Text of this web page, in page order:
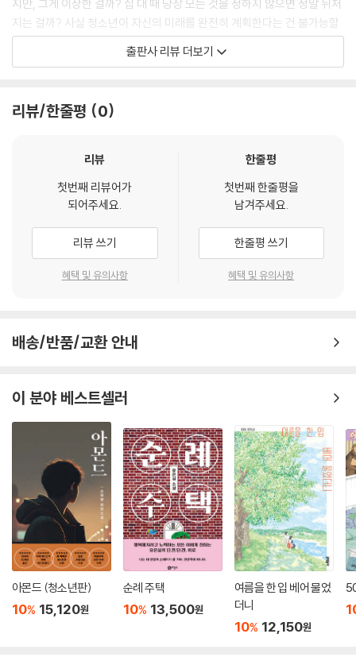
지만, 그게 이상한 걸까? 십 대 때 당장 모든 것을 정하지 않으면 정말 뒤처
지는 걸까? 사실 청소년이 자신의 미래를 완전히 계획한다는 건 불가능할
뿐더러 불필요한 일이라고 저자는 말한다. 우리는 미래를 완벽하게 알 수
는 없지만, 원하는 방향으로 조금씩 만들어 갈 수는 있다. 그러니 아직 닥치
다. 현재에 충실하면서 미래를 바라보며 한 발 한 발 차근히 나아가는 게 지
들숨에 긍정, 날숨에 용기!
그렇게 ‘나’를 중심에 두고 나아가려면 외부 상황이나 말들에 상관없이 스
스로 단단히 설 수 있는 ‘내면의 힘’을 기르는 일이 중요하다. 나를 지탱하
는 건강한 마음, 그 ‘딴딴한’ 마음은 긍정과 용기에서 솟아난다. 그럼 긍정
는 법’처럼 유쾌하고도 실용적인 팁을 들려주는 한편 ‘몸과 마음이 지쳤을
마법 같은 말’을 통해 심리학에 근거해 우리 마음을 ‘딴딴’하게 만드는 연습
을 함께할 수 있다. 지나영 교수가 전하는 드넓게 펼쳐진 세상에서 뜻을 이
루며 재미있게 살아가는 방법, 그 과정에서 때때로 찾아오는 어려움을 잘
극복해 내는 방법, 그래서 우리 마음을 ‘딴딴’하게 가꾸어 가는 법을 〈들숨
에 긍정 날숨에 용기〉에 담았다.
출판사 리뷰 더보기
리뷰/한줄평 0
리뷰
첫번째 리뷰어가
되어주세요.
리뷰 쓰기
혜택 및 유의사항
한줄평
첫번째 한줄평을
남겨주세요.
한줄평 쓰기
혜택 및 유의사항
배송/반품/교환 안내
이 분야 베스트셀러
아몬드 (청소년판)
10% 15,120원
순례 주택
10% 13,500원
여름을 한 입 베어 물었
더니
10% 12,150원